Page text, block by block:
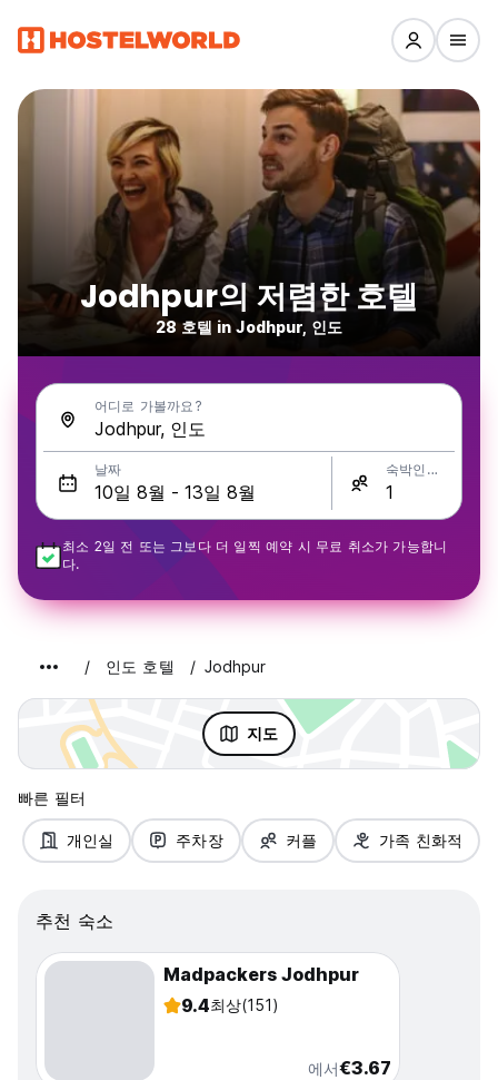
Jodhpur의 저렴한 호텔
28 호텔 in Jodhpur, 인도
어디로 가볼까요?
날짜 숙박인원
최소 2일 전 또는 그보다 더 일찍 예약 시 무료 취소가 가능합니
다.
인도 호텔 Jodhpur
지도
빠른 필터
개인실 주차장 커플 가족 친화적
추천 숙소
Madpackers Jodhpur
9.4최상(151)
에서€3.67